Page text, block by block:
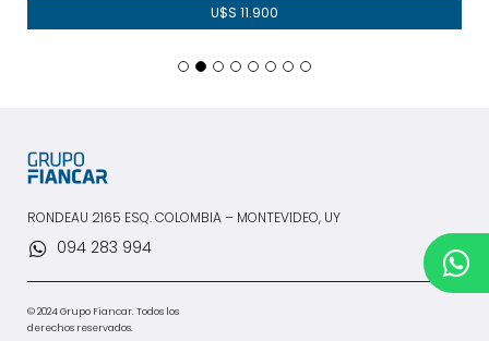
U$S 11.900
RONDEAU 2165 ESQ. COLOMBIA – MONTEVIDEO, UY
094 283 994
© 2024 Grupo Fiancar. Todos los
derechos reservados.